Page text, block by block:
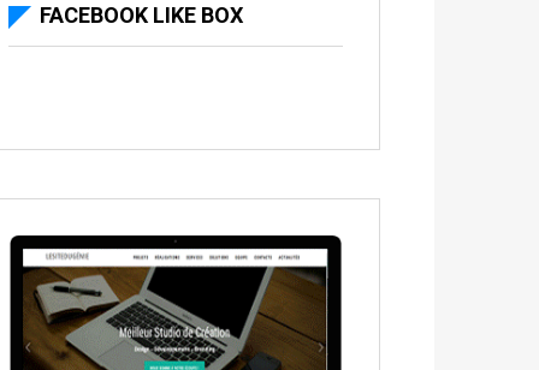
FACEBOOK LIKE BOX